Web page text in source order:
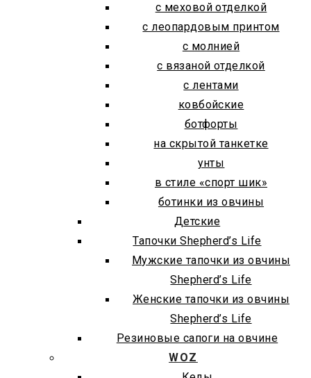
с меховой отделкой
с леопардовым принтом
с молнией
с вязаной отделкой
с лентами
ковбойские
ботфорты
на скрытой танкетке
унты
в стиле «спорт шик»
ботинки из овчины
Детские
Тапочки Shepherd’s Life
Мужские тапочки из овчины
Shepherd’s Life
Женские тапочки из овчины
Shepherd’s Life
Резиновые сапоги на овчине
WOZ